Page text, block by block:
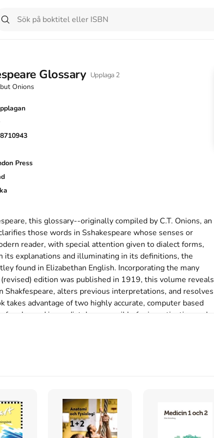
Glossary Upplaga 2
Onions
Press
this glossary--originally compiled by C.T. Onions, an
those words in Sshakespeare whose senses or
reader, with special attention given to dialect forms,
its explanations and illuminating in its definitions, the
found in Elizabethan English. Incorporating the many
edition was published in 1919, this volume reveals
Shakfespeare, alters previous interpretations, and resolves
takes advantage of two highly accurate, computer based
each word immediately accesssible for investigation and
and those interested in the history of the English
inte med begagnade böcker
Glossary
skriven avCharles Talbut Onions
Det är den